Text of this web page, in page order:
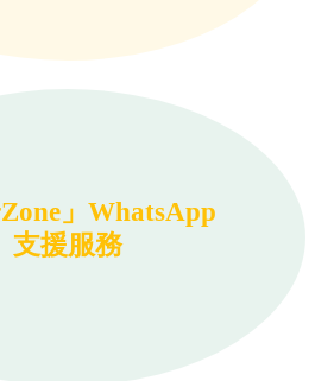
Zone」WhatsApp
支援服務